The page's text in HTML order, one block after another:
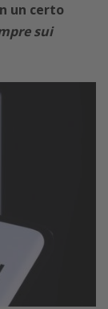
un certo
sui